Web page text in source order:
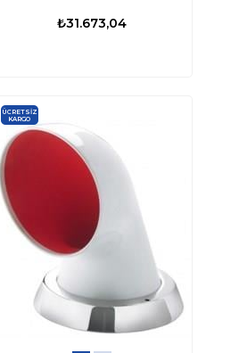
₺31.673,04
ÜCRETSIZ
KARGO